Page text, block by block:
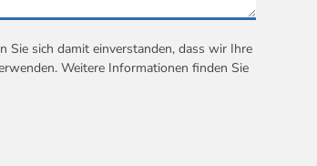
Sie sich damit einverstanden, dass wir Ihre
Weitere Informationen finden Sie